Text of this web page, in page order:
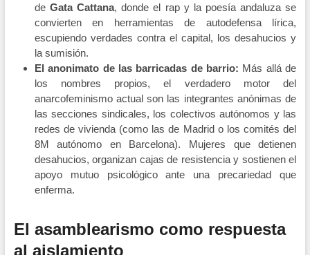
de Gata Cattana, donde el rap y la poesía andaluza se
convierten en herramientas de autodefensa lírica,
escupiendo verdades contra el capital, los desahucios y
la sumisión.
El anonimato de las barricadas de barrio: Más allá de
los nombres propios, el verdadero motor del
anarcofeminismo actual son las integrantes anónimas de
las secciones sindicales, los colectivos autónomos y las
redes de vivienda (como las de Madrid o los comités del
8M autónomo en Barcelona). Mujeres que detienen
desahucios, organizan cajas de resistencia y sostienen el
apoyo mutuo psicológico ante una precariedad que
enferma.
El asamblearismo como respuesta
al aislamiento